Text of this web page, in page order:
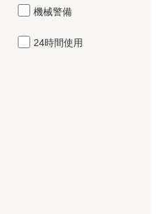
機械警備
24時間使用